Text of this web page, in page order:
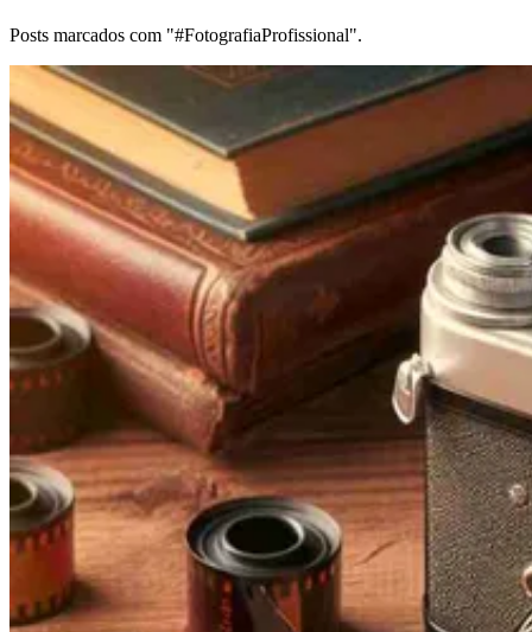
Posts marcados com "#FotografiaProfissional".